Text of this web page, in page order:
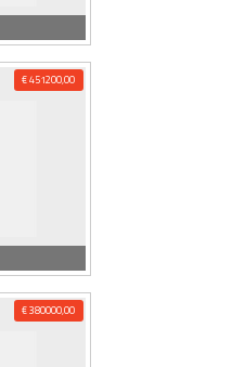
€ 451200,00
€ 380000,00